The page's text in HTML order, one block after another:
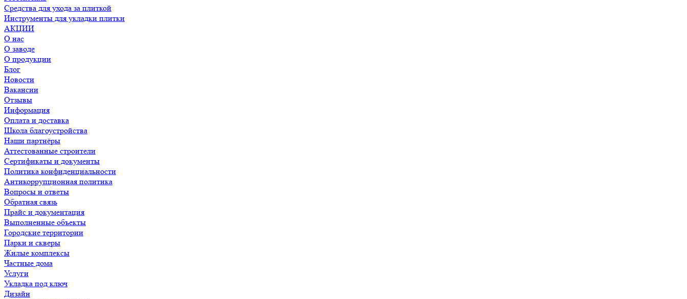
Средства для ухода за плиткой
Инструменты для укладки плитки
АКЦИИ
О нас
О заводе
О продукции
Блог
Новости
Вакансии
Отзывы
Информация
Оплата и доставка
Школа благоустройства
Наши партнёры
Аттестованные строители
Сертификаты и документы
Политика конфиденциальности
Антикоррупционная политика
Вопросы и ответы
Обратная связь
Прайс и документация
Выполненные объекты
Городские территории
Парки и скверы
Жилые комплексы
Частные дома
Услуги
Укладка под ключ
Дизайн